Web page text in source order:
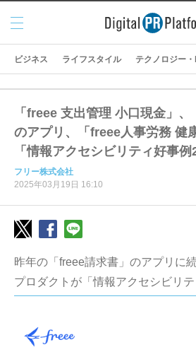
メニ
ュー
ビジネス ライフスタイル テクノロジー・
「freee 支出管理 小口現金」、
のアプリ、「freee人事労務 健
「情報アクセシビリティ好事
フリー株式会社
2025年03月19日 16:10
昨年の「freee請求書」のアプリに
プロダクトが「情報アクセシビリ